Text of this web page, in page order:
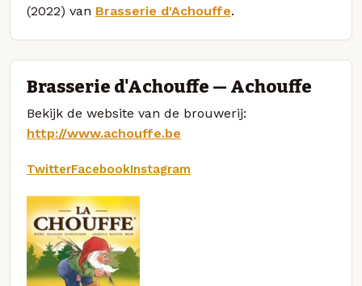
(2022) van Brasserie d'Achouffe.
Brasserie d'Achouffe — Achouffe
Bekijk de website van de brouwerij:
http://www.achouffe.be
TwitterFacebookInstagram